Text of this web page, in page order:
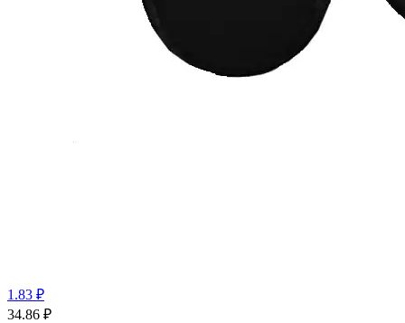
1.83 ₽
34.86 ₽